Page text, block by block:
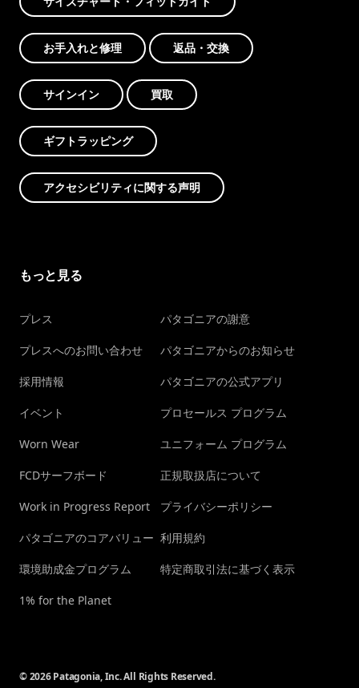
お手入れと修理 返品・交換
サインイン 買取
ギフトラッピング
アクセシビリティに関する声明
もっと見る
プレス
プレスへのお問い合わせ
採用情報
イベント
Worn Wear
FCDサーフボード
Work in Progress Report
パタゴニアのコアバリュー
環境助成金プログラム
1% for the Planet
パタゴニアの謝意
パタゴニアからのお知らせ
パタゴニアの公式アプリ
プロセールス プログラム
ユニフォーム プログラム
正規取扱店について
プライバシーポリシー
利用規約
特定商取引法に基づく表示
© 2026 Patagonia, Inc. All Rights Reserved.